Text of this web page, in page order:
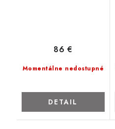
Momentálne nedostupné
86 €
DETAIL